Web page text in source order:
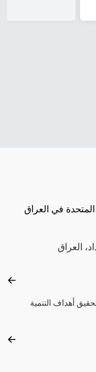
في العراق
العراق
عن
أهداف التنمية